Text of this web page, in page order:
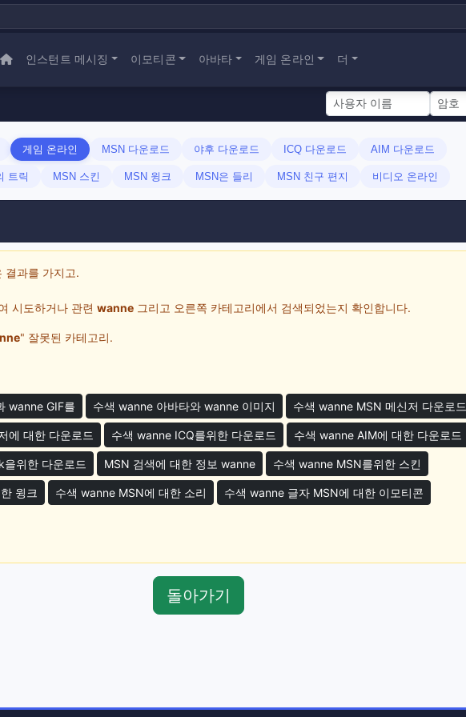
인스턴트 메시징 이모티콘 아바타 게임 온라인 더
게임 온라인 MSN 다운로드 야후 다운로드 ICQ 다운로드 AIM 다운로드
트릭 MSN 스킨 MSN 윙크 MSN은 들리 MSN 친구 편지 비디오 온라인
결과를 가지고.
시도하거나 관련 wanne 그리고 오른쪽 카테고리에서 검색되었는지 확인합니다.
" 잘못된 카테고리.
wanne GIF를 수색 wanne 아바타와 wanne 이미지 수색 wanne MSN 메신저 다운로드
에 대한 다운로드 수색 wanne ICQ를위한 다운로드 수색 wanne AIM에 대한 다운로드
위한 다운로드 MSN 검색에 대한 정보 wanne 수색 wanne MSN를위한 스킨
윙크 수색 wanne MSN에 대한 소리 수색 wanne 글자 MSN에 대한 이모티콘
돌아가기